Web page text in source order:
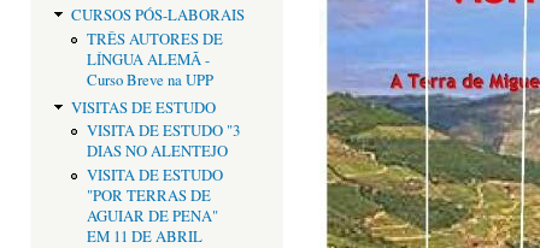
CURSOS PÓS-LABORAIS
TRÊS AUTORES DE
LÍNGUA ALEMÃ -
Curso Breve na UPP
VISITAS DE ESTUDO
VISITA DE ESTUDO "3
DIAS NO ALENTEJO
VISITA DE ESTUDO
"POR TERRAS DE
AGUIAR DE PENA"
EM 11 DE ABRIL